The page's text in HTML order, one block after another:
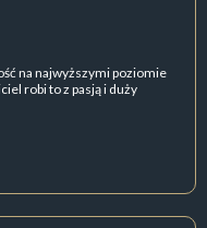
na najwyższymi poziomie
robi to z pasją i duży